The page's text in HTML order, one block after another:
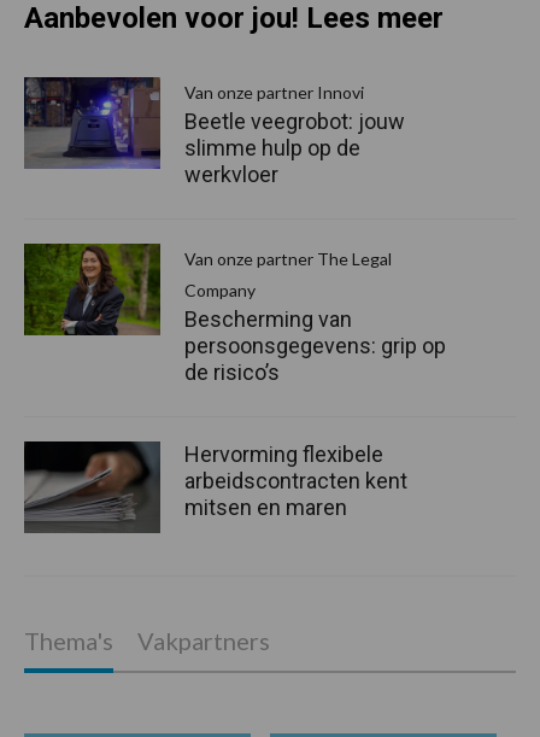
Aanbevolen voor jou! Lees meer
Van onze partner Innovi
Beetle veegrobot: jouw
slimme hulp op de
werkvloer
Van onze partner The Legal
Company
Bescherming van
persoonsgegevens: grip op
de risico’s
Hervorming flexibele
arbeidscontracten kent
mitsen en maren
Thema's Vakpartners